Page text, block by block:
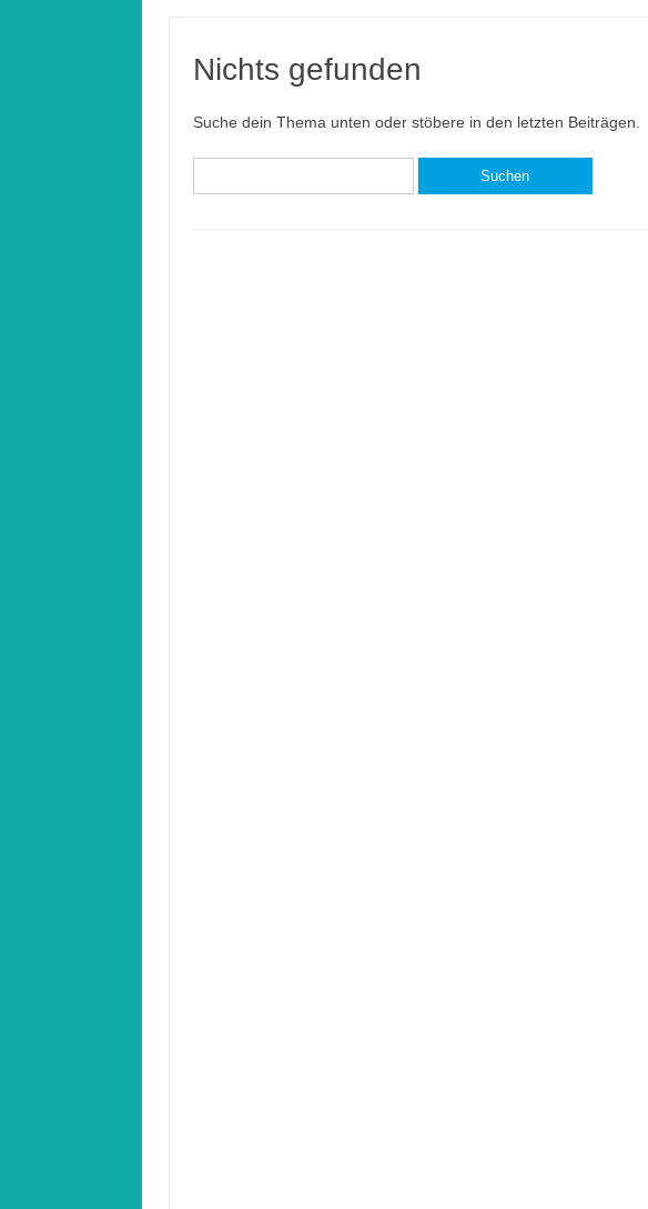
Nichts gefunden
Suche dein Thema unten oder stöbere in den letzten Beiträgen.
nach: